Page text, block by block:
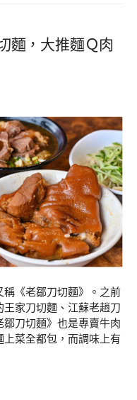
麵，大推麵Ｑ肉
稱《老鄒刀切麵》。之前
家刀切麵、江蘇老趙刀
刀切麵》也是專賣牛肉
菜全都包，而調味上有